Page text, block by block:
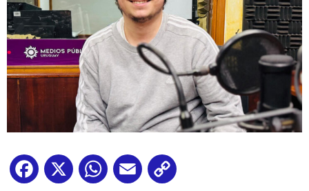
Facebook
X WhatsApp
Email